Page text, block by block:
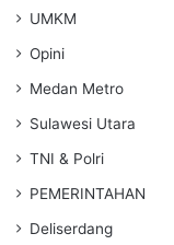
UMKM
Opini
Medan Metro
Sulawesi Utara
TNI & Polri
PEMERINTAHAN
Deliserdang